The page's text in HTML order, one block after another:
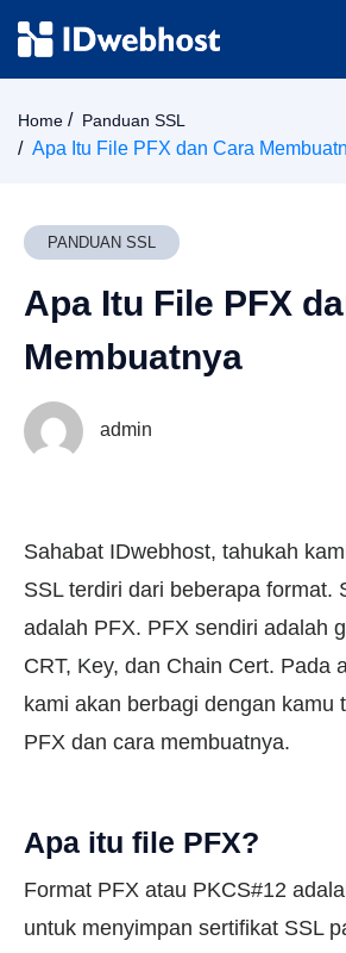
Hosting
Wordpress
Home Panduan SSL
Apa Itu File PFX dan Cara
PANDUAN SSL
Apa Itu File PFX
Membuatnya
admin
Sahabat IDwebhost, tahukah
SSL terdiri dari beberapa format.
adalah PFX. PFX sendiri adalah
CRT, Key, dan Chain Cert. Pada
kami akan berbagi dengan kamu
PFX dan cara membuatnya.
Apa itu file PFX?
Format PFX atau PKCS#12
untuk menyimpan sertifikat SSL